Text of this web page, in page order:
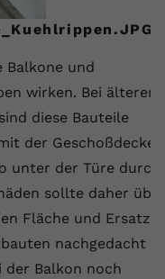
Balkone und
wirken. Bei älteren
diese Bauteile
der Geschoßdecke
unter der Türe durch
sollte daher über
Fläche und Ersatz
nachgedacht
der Balkon noch